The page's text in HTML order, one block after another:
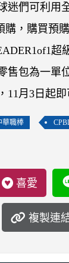
迷們可利用
購，購買預
超
售包為一單
11月3日起
華職棒
喜愛
複製連